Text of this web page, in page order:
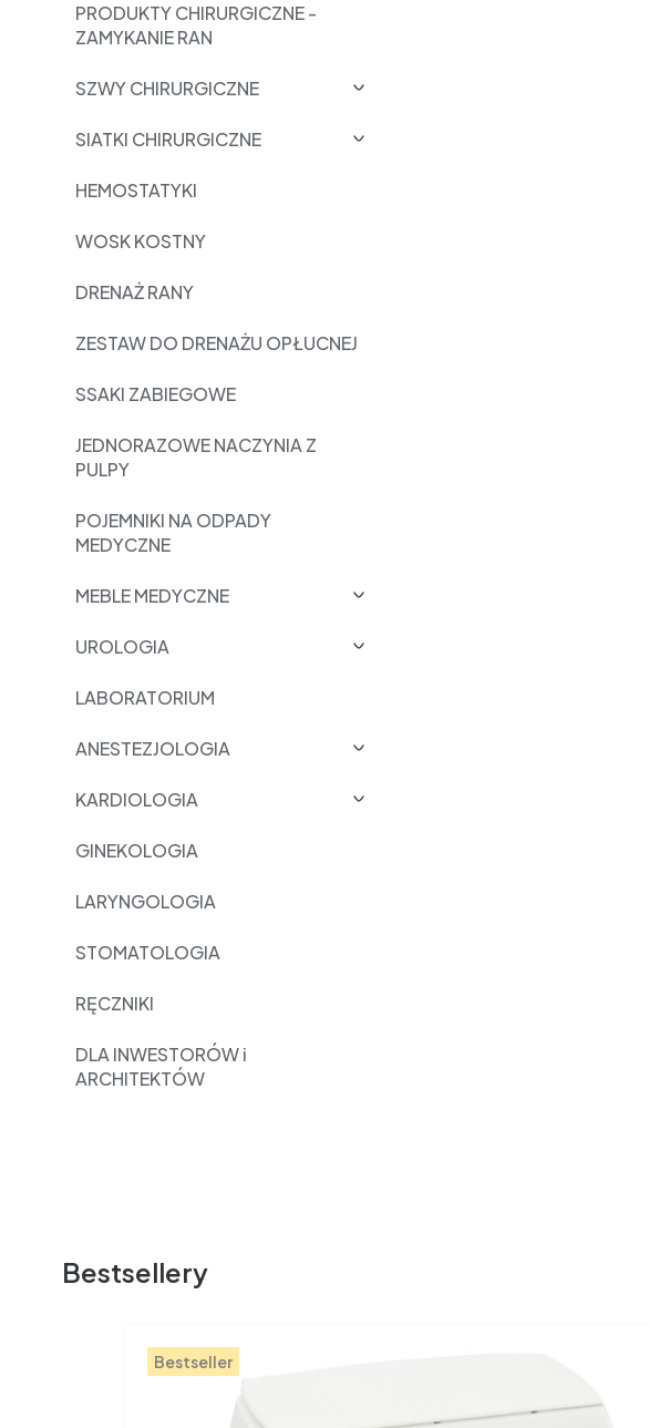
PRODUKTY CHIRURGICZNE -
ZAMYKANIE RAN
SZWY CHIRURGICZNE
SIATKI CHIRURGICZNE
HEMOSTATYKI
WOSK KOSTNY
DRENAŻ RANY
ZESTAW DO DRENAŻU OPŁUCNEJ
SSAKI ZABIEGOWE
JEDNORAZOWE NACZYNIA Z
PULPY
POJEMNIKI NA ODPADY
MEDYCZNE
MEBLE MEDYCZNE
UROLOGIA
LABORATORIUM
ANESTEZJOLOGIA
KARDIOLOGIA
GINEKOLOGIA
LARYNGOLOGIA
STOMATOLOGIA
RĘCZNIKI
DLA INWESTORÓW i
ARCHITEKTÓW
Bestsellery
Bestseller